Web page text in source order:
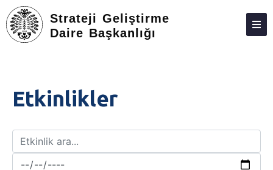
Strateji Geliştirme
Daire Başkanlığı
RAPORLAR VE TABLOLAR
PROJE
Etkinlikler